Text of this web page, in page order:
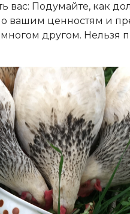
вас: Подумайте, как
вашим ценностям и
другом. Нельзя